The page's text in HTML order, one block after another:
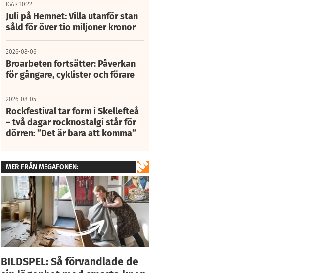
IGÅR 10:22
Juli på Hemnet: Villa utanför stan
såld för över tio miljoner kronor
2026-08-06
Broarbeten fortsätter: Påverkan
för gångare, cyklister och förare
2026-08-05
Rockfestival tar form i Skellefteå
– två dagar rocknostalgi står för
dörren: ”Det är bara att komma”
MER FRÅN MEGAFONEN:
BILDSPEL: Så förvandlade de